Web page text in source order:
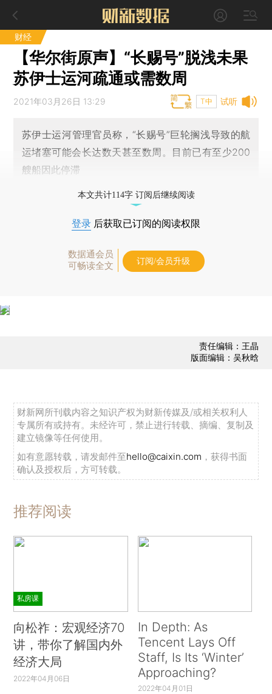
财经
【华尔街原声】“长赐号”脱浅未果
苏伊士运河疏通或需数周
试听
2021年03月26日 13:29 T中
苏伊士运河管理官员称，“长赐号”巨轮搁浅导致的航
运堵塞可能会长达数天甚至数周。目前已有至少200
艘船因此停滞
本文共计114字 订阅后继续阅读
登录 后获取已订阅的阅读权限
数据通会员
可畅读全文
订阅/会员升级
责任编辑：王晶
版面编辑：吴秋晗
财新网所刊载内容之知识产权为财新传媒及/或相关权利人
专属所有或持有。未经许可，禁止进行转载、摘编、复制及
建立镜像等任何使用。
如有意愿转载，请发邮件至hello@caixin.com ，获得书面
确认及授权后，方可转载。
推荐阅读
私房课
向松祚：宏观经济70
讲，带你了解国内外
经济大局
2022年04月06日
In Depth: As
Tencent Lays Off
Staff, Is Its ‘Winter’
Approaching?
2022年04月01日